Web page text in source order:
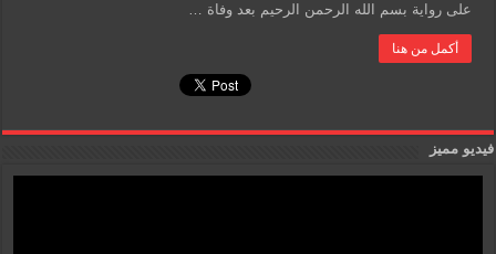
على رواية بسم الله الرحمن الرحيم بعد وفاة …
أكمل من هنا
فيديو مميز